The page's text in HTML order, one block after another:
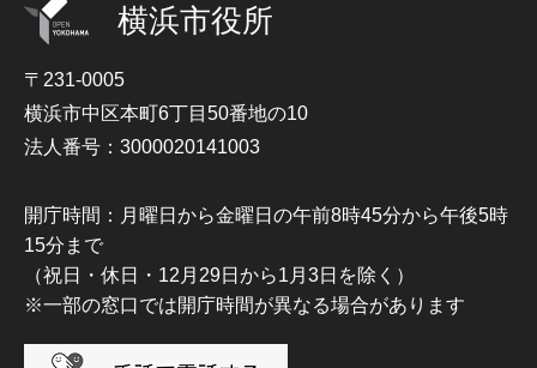
横浜市役所
〒231-0005
横浜市中区本町6丁目50番地の10
法人番号：3000020141003
開庁時間：月曜日から金曜日の午前8時45分から午後5時
15分まで
（祝日・休日・12月29日から1月3日を除く）
※一部の窓口では開庁時間が異なる場合があります